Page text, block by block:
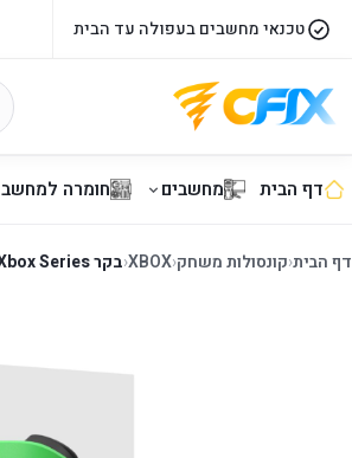
טכנאי מחשבים בעפולה עד הבית
דף הבית מחשבים חומרה למחשב
דף הבית‹קונסולות משחק‹
XBOX
‹בקר Xbox Series בצבע Velocity Green